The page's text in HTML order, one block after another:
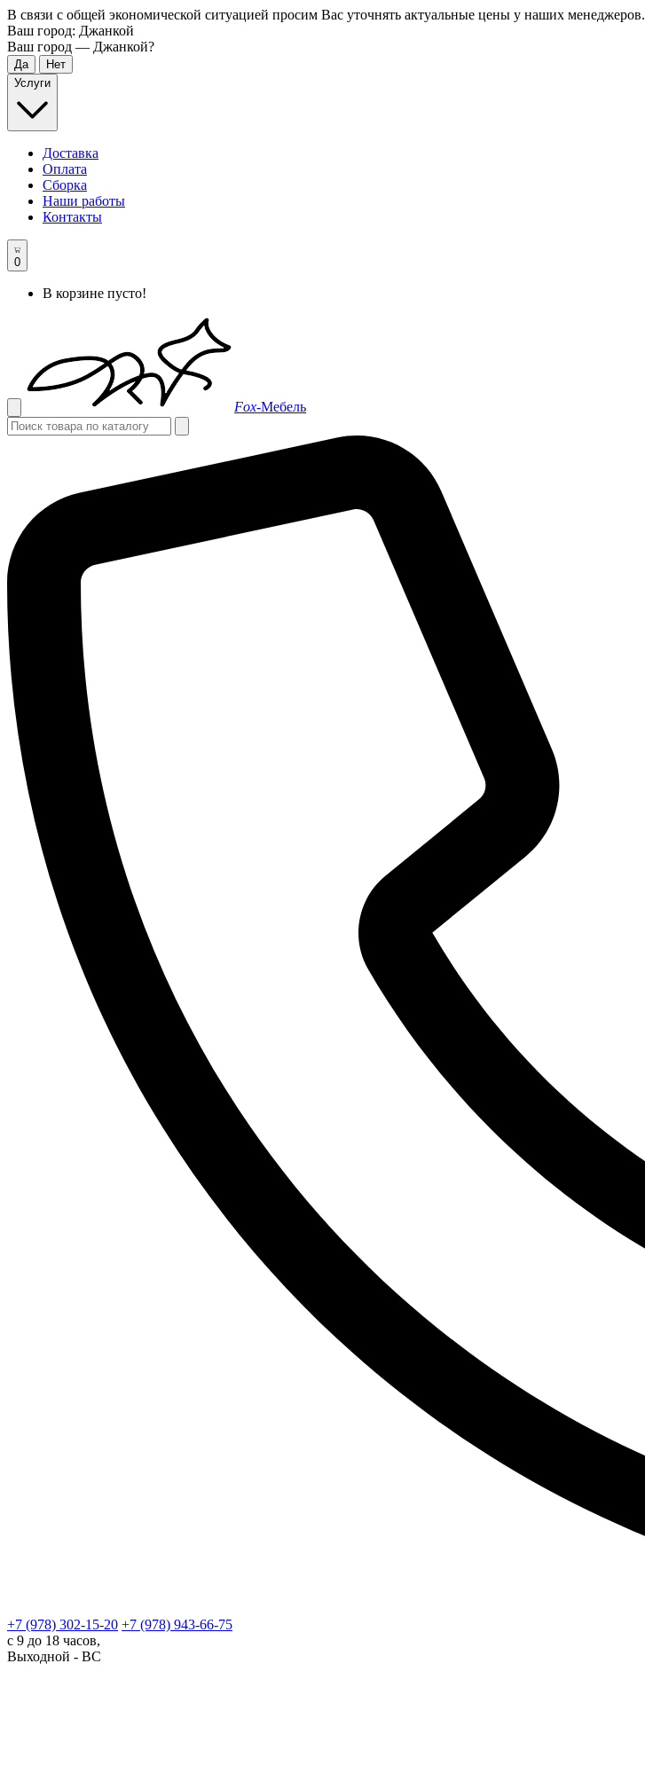
В связи с общей экономической ситуацией просим Вас уточнять актуальные цены у наших менеджеров.
Ваш город: Джанкой
Ваш город — Джанкой?
Услуги
Доставка
Оплата
Сборка
Наши работы
Контакты
0
В корзине пусто!
Fox-Мебель
+7 (978) 302-15-20 +7 (978) 943-66-75
с 9 до 18 часов,
Выходной - ВС